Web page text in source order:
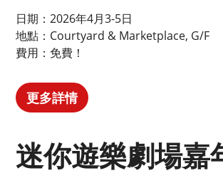
日期：2026年4月3-5日
地點：Courtyard & Marketplace, G/F
費用：免費！
更多詳情
迷你遊樂劇場嘉